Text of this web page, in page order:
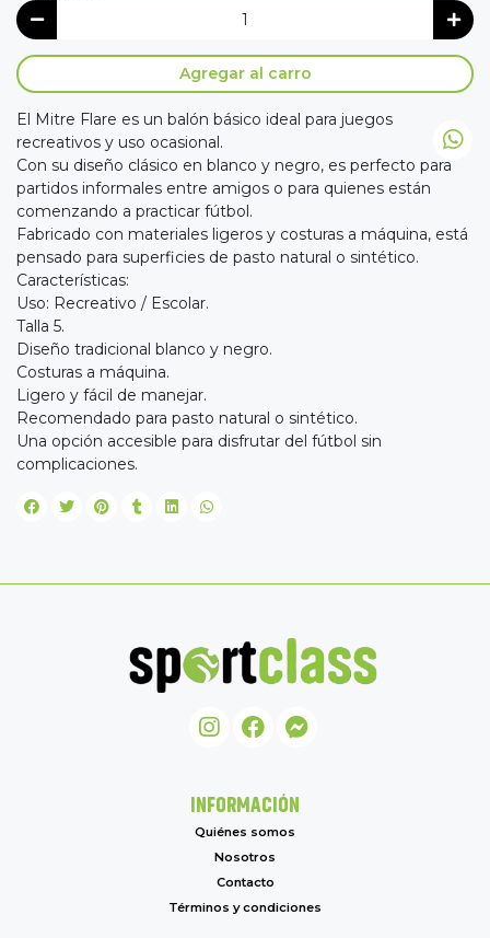
Agregar al carro
El Mitre Flare es un balón básico ideal para juegos
recreativos y uso ocasional.
Con su diseño clásico en blanco y negro, es perfecto para
partidos informales entre amigos o para quienes están
comenzando a practicar fútbol.
Fabricado con materiales ligeros y costuras a máquina, está
pensado para superficies de pasto natural o sintético.
Características:
Uso: Recreativo / Escolar.
Talla 5.
Diseño tradicional blanco y negro.
Costuras a máquina.
Ligero y fácil de manejar.
Recomendado para pasto natural o sintético.
Una opción accesible para disfrutar del fútbol sin
complicaciones.
INFORMACIÓN
Quiénes somos
Nosotros
Contacto
Términos y condiciones